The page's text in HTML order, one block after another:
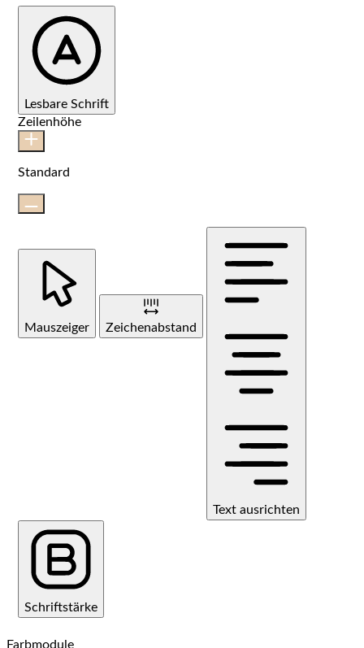
Lesbare Schrift
Zeilenhöhe
Standard
Mauszeiger Zeichenabstand
Text ausrichten
Schriftstärke
Farbmodule